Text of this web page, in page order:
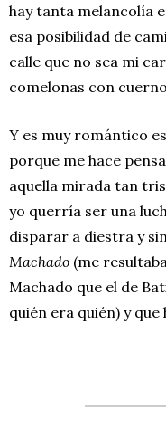
hay tanta melancolía
esa posibilidad de
calle que no sea mi
comelonas con
Y es muy romántico
porque me hace
aquella mirada tan
yo querría ser una
disparar a diestra y
Machado (me
Machado que el de
quién era quién) y